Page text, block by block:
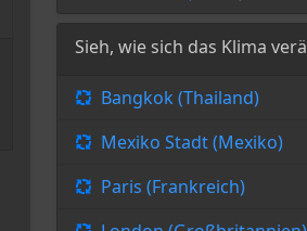
Sieh, wie sich das Klima
Bangkok (Thailand)
Mexiko Stadt (Mexiko)
Paris (Frankreich)